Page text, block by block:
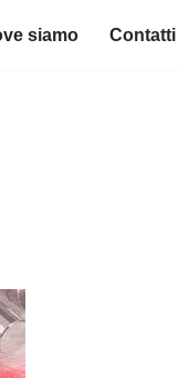
siamo Contatti